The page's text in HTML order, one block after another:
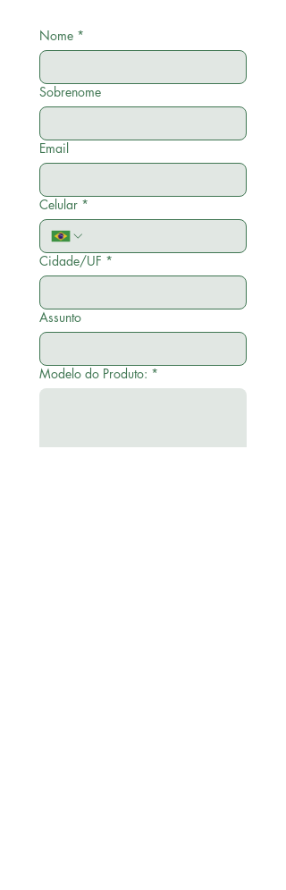
Nome *
Sobrenome
Email
Celular *
Cidade/UF *
Assunto
Modelo do Produto: *